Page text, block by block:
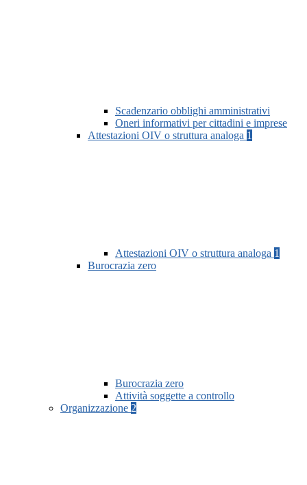
Scadenzario obblighi amministrativi
Oneri informativi per cittadini e imprese
Attestazioni OIV o struttura analoga 1
Attestazioni OIV o struttura analoga 1
Burocrazia zero
Burocrazia zero
Attività soggette a controllo
Organizzazione 2